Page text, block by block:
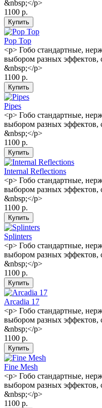
&nbsp;</p>
1100 р.
Pop Top
<p> Гобо стандартные,
выбором разных
&nbsp;</p>
1100 р.
Pipes
<p> Гобо стандартные,
выбором разных
&nbsp;</p>
1100 р.
Internal Reflections
<p> Гобо стандартные,
выбором разных
&nbsp;</p>
1100 р.
Splinters
<p> Гобо стандартные,
выбором разных
&nbsp;</p>
1100 р.
Arcadia 17
<p> Гобо стандартные,
выбором разных
&nbsp;</p>
1100 р.
Fine Mesh
<p> Гобо стандартные,
выбором разных
&nbsp;</p>
1100 р.